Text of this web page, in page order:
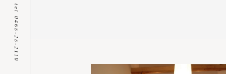
tel 0465-25-2110
Skip
content